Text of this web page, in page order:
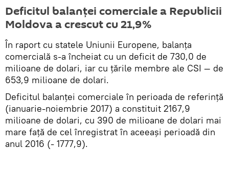
Deficitul balanţei comerciale a Republicii
Moldova a crescut cu 21,9%
În raport cu statele Uniunii Europene, balanța
comercială s-a încheiat cu un deficit de 730,0 de
milioane de dolari, iar cu țările membre ale CSI — de
653,9 milioane de dolari.
Deficitul balanței comerciale în perioada de referință
(ianuarie-noiembrie 2017) a constituit 2167,9
milioane de dolari, cu 390 de milioane de dolari mai
mare față de cel înregistrat în aceeași perioadă din
anul 2016 (- 1777,9).